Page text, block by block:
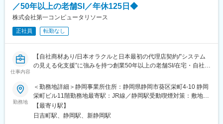
■就業環境
在東海エリアには300名ほどのメンバーが活動。うちエンジニア
育児休業、復職後の時短制度、介護休業など働きやすい環境が充
実しており、社員の平均年齢は40歳弱と、この業界では異例とも
を裏付けていると思います。
■同社の強み
日本オラクルの日本初の代理店としての実績。加えて一般的に顧
／50年以上の老舗SI／年休125日◆
株式会社第一コンピュータリソース
正社員 転勤なし
仕事内容
【自社商材あり/日本オラクルと日本最初の代理店契約/”システム
の見える化支援”に強みを持つ創業50年以上の老舗SI/在宅・自社勤
■概要
創業（1969年）以来、半世紀にわたってお客様の開発を手掛けて
きた同社。システムに対する度重なる改修・機能追加要望によっ
てブラックボックス化した設計書のソースコードをトレース、シ
勤務地
＜勤務地詳細＞静岡事業所住所：静岡県静岡市葵区栄町4-10 静岡
栄町ビル11階勤務地最寄駅：JR線／静岡駅受動喫煙対策：敷地内
喫煙可能場所あり変更の範囲：会社の定める事業所（リモートワ
ーク含む）
【最寄り駅】
日吉町駅、静岡駅、新静岡駅